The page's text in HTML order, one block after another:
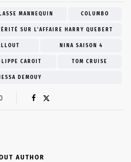
MANNEQUIN COLUMBO
SUR L'AFFAIRE HARRY QUEBERT
NINA SAISON 4
CAROIT TOM CRUISE
DEMOUY
AUTHOR